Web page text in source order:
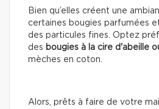
Bien qu’elles créent une
certaines bougies parfumées
des particules fines. Optez
des bougies à la cire d'abeille
mèches en coton.
Alors, prêts à faire de votre